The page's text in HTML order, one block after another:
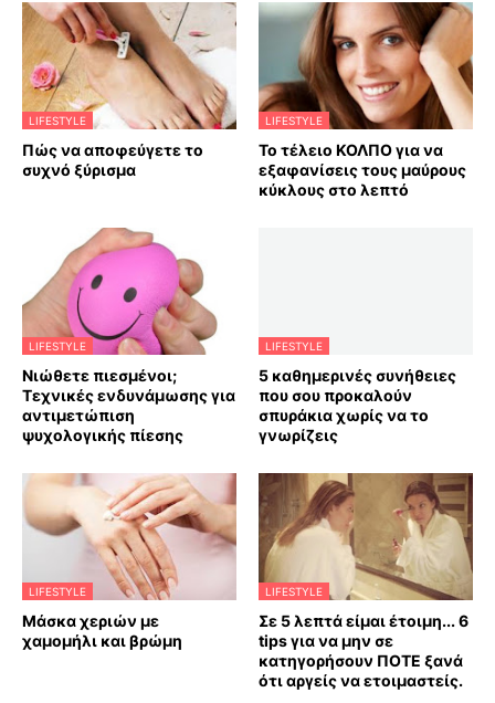
LIFESTYLE
Πώς να αποφεύγετε το
συχνό ξύρισμα
LIFESTYLE
Το τέλειο ΚΟΛΠΟ για να
εξαφανίσεις τους μαύρους
κύκλους στο λεπτό
LIFESTYLE
Νιώθετε πιεσμένοι;
Τεχνικές ενδυνάμωσης για
αντιμετώπιση
ψυχολογικής πίεσης
LIFESTYLE
5 καθημερινές συνήθειες
που σου προκαλούν
σπυράκια χωρίς να το
γνωρίζεις
LIFESTYLE
Mάσκα χεριών με
χαμομήλι και βρώμη
LIFESTYLE
Σε 5 λεπτά είμαι έτοιμη... 6
tips για να μην σε
κατηγορήσουν ΠΟΤΕ ξανά
ότι αργείς να ετοιμαστείς.